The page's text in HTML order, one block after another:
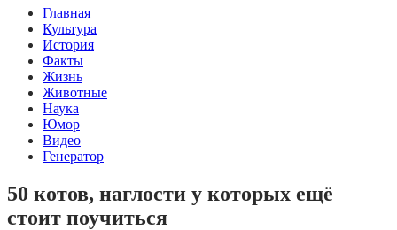
Главная
Культура
История
Факты
Жизнь
Животные
Наука
Юмор
Видео
Генератор
50 котов, наглости у которых ещё
стоит поучиться